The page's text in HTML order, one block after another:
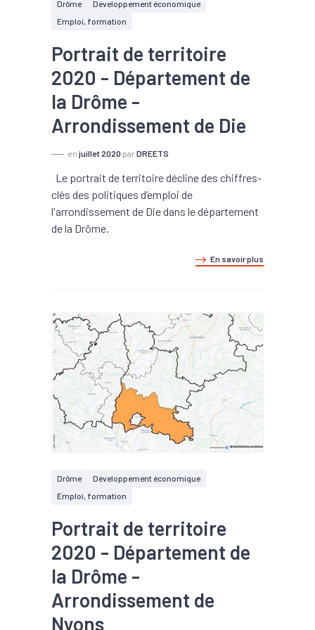
Drôme
Développement économique
Emploi, formation
Portrait de territoire
2020 - Département de
la Drôme -
Arrondissement de Die
en juillet 2020 par DREETS
Le portrait de territoire décline des chiffres-
clés des politiques d’emploi de
l'arrondissement de Die dans le département
de la Drôme.
En savoir plus
Drôme
Développement économique
Emploi, formation
Portrait de territoire
2020 - Département de
la Drôme -
Arrondissement de
Nyons